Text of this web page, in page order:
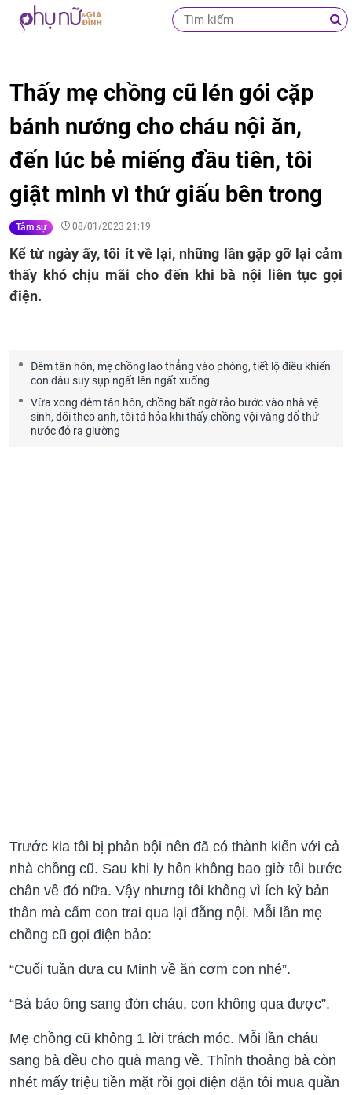
Thấy mẹ chồng cũ lén gói cặp
bánh nướng cho cháu nội ăn,
đến lúc bẻ miếng đầu tiên, tôi
giật mình vì thứ giấu bên trong
Tâm sự 08/01/2023 21:19
Kể từ ngày ấy, tôi ít về lại, những lần gặp gỡ lại cảm
thấy khó chịu mãi cho đến khi bà nội liên tục gọi
điện.
Đêm tân hôn, mẹ chồng lao thẳng vào phòng, tiết lộ điều khiến
con dâu suy sụp ngất lên ngất xuống
Vừa xong đêm tân hôn, chồng bất ngờ rảo bước vào nhà vệ
sinh, dõi theo anh, tôi tá hỏa khi thấy chồng vội vàng đổ thứ
nước đỏ ra giường
Trước kia tôi bị phản bội nên đã có thành kiến với cả
nhà chồng cũ. Sau khi ly hôn không bao giờ tôi bước
chân về đó nữa. Vậy nhưng tôi không vì ích kỷ bản
thân mà cấm con trai qua lại đằng nội. Mỗi lần mẹ
chồng cũ gọi điện bảo:
“Cuối tuần đưa cu Minh về ăn cơm con nhé”.
“Bà bảo ông sang đón cháu, con không qua được”.
Mẹ chồng cũ không 1 lời trách móc. Mỗi lần cháu
sang bà đều cho quà mang về. Thỉnh thoảng bà còn
nhét mấy triệu tiền mặt rồi gọi điện dặn tôi mua quần